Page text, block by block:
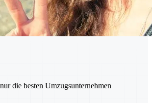
die besten Umzugsunternehmen